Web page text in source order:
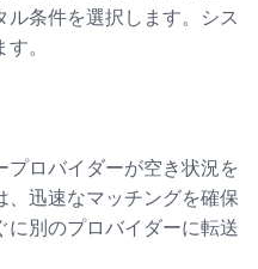
条件を選択します。シス
。
ロバイダーが空き状況を
迅速なマッチングを確保
別のプロバイダーに転送